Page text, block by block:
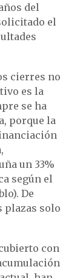
del
el
cierres no
es la
se ha
porque la
un 33%
según el
De
plazas solo
con